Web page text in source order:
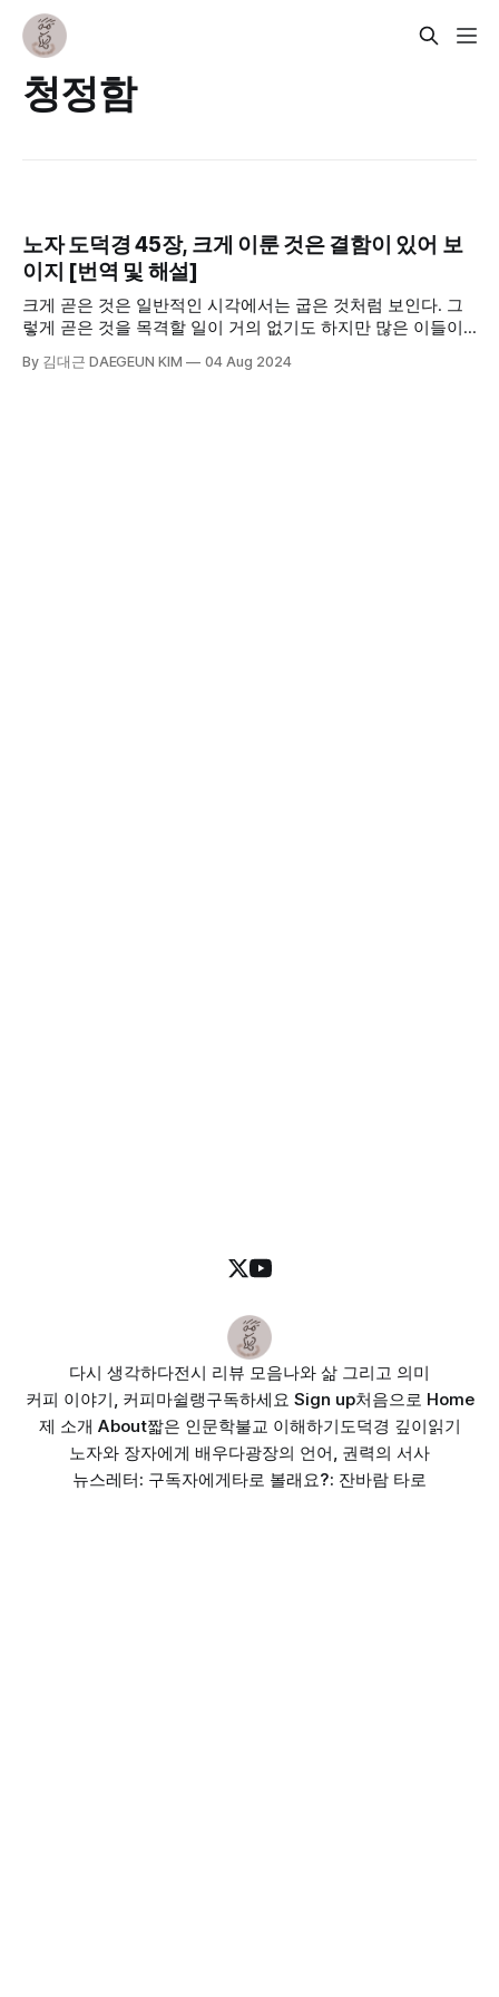
청정함
노자 도덕경 45장, 크게 이룬 것은 결함이 있어 보
이지 [번역 및 해설]
크게 곧은 것은 일반적인 시각에서는 굽은 것처럼 보인다. 그
렇게 곧은 것을 목격할 일이 거의 없기도 하지만 많은 이들이
교는 실제로는 기교를 부리지 않기에 서툴어 보일 수 있다. 단
By 김대근 DAEGEUN KIM 04 Aug 2024
다시 생각하다전시 리뷰 모음나와 삶 그리고 의미
커피 이야기, 커피마쉴랭구독하세요 Sign up처음으로 Home
제 소개 About짧은 인문학불교 이해하기도덕경 깊이읽기
노자와 장자에게 배우다광장의 언어, 권력의 서사
뉴스레터: 구독자에게타로 볼래요?: 잔바람 타로